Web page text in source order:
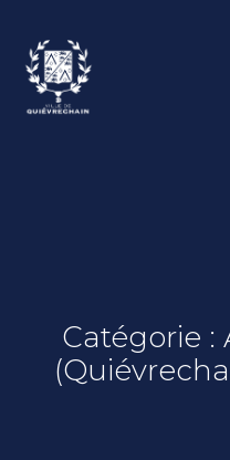
Catégorie :